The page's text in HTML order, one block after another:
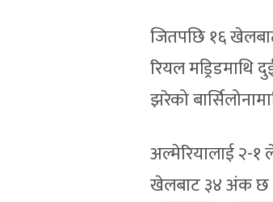
जितपछि १६
रियल मड्रिडमाथि
झरेको
अल्मेरियालाई २-
खेलबाट ३४ अंक छ